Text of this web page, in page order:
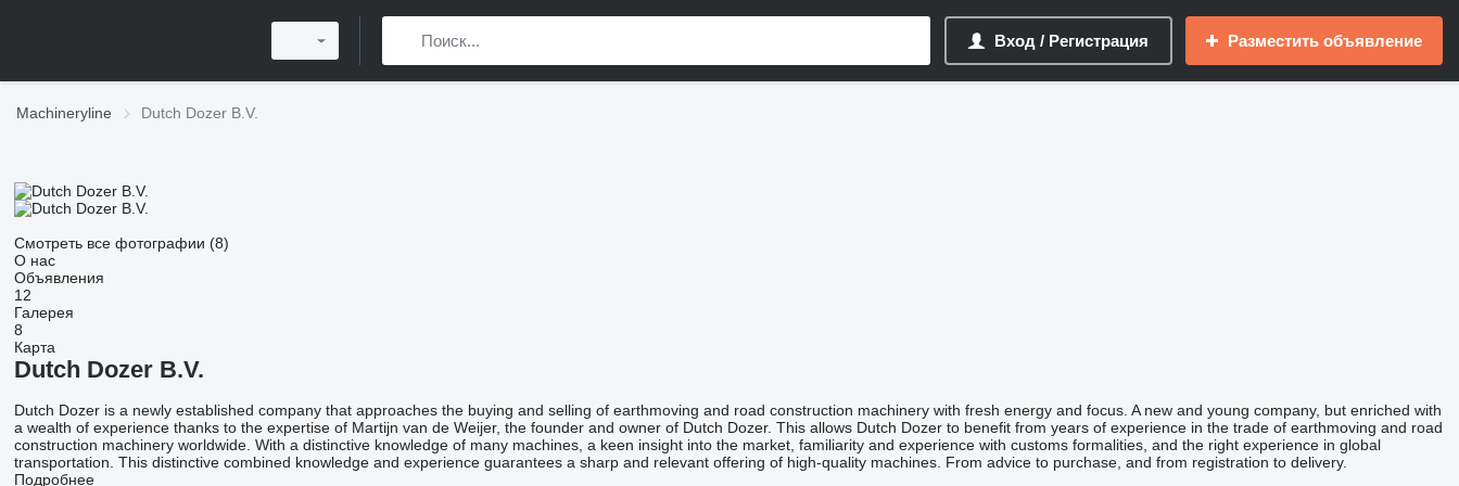
Вход / Регистрация Разместить объявление
Machineryline Dutch Dozer B.V.
Смотреть все фотографии (8)
О нас
Объявления
12
Галерея
8
Карта
Dutch Dozer B.V.
Dutch Dozer is a newly established company that approaches the buying and selling of earthmoving and road construction machinery with fresh energy and focus. A new and young company, but enriched with
a wealth of experience thanks to the expertise of Martijn van de Weijer, the founder and owner of Dutch Dozer. This allows Dutch Dozer to benefit from years of experience in the trade of earthmoving and road
construction machinery worldwide. With a distinctive knowledge of many machines, a keen insight into the market, familiarity and experience with customs formalities, and the right experience in global
transportation. This distinctive combined knowledge and experience guarantees a sharp and relevant offering of high-quality machines. From advice to purchase, and from registration to delivery.
Подробнее